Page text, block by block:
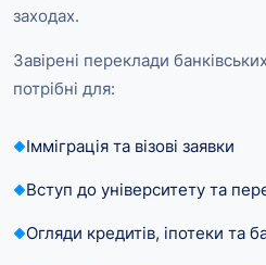
заходах.
Завірені переклади
потрібні для:
Імміграція та візові заявки
Вступ до університету та
Огляди кредитів, іпотеки та